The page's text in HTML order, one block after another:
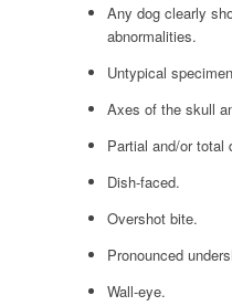
Any dog clearly
abnormalities.
Untypical
Axes of the skull
Partial and/or total
Dish-faced.
Overshot bite.
Pronounced
Wall-eye.